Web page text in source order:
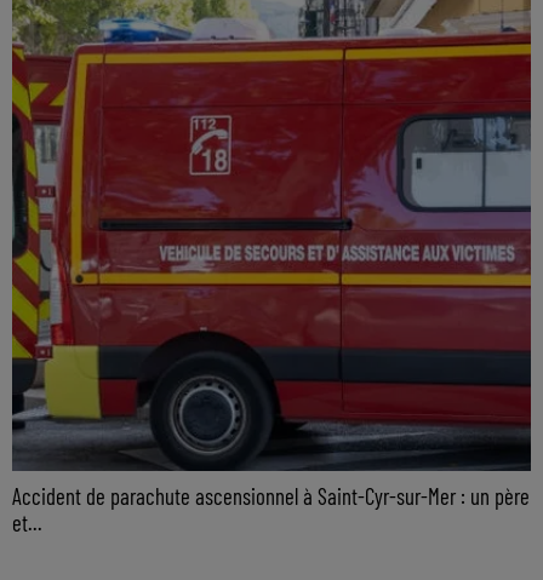
Accident de parachute ascensionnel à Saint-Cyr-sur-Mer : un père
et...